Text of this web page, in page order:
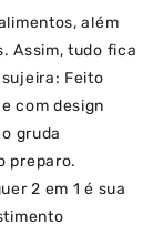
além
Assim, tudo fica
Feito
com design
gruda
preparo.
2 em 1 é sua